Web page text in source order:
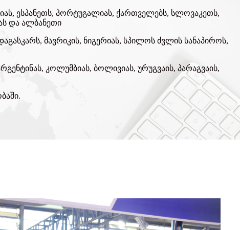
ესპანეთს, პორტუგალიას, ქართველებს, სლოვაკეთს,
და ალბანეთი
მავრიკის, ნიგერიას, სპილოს ძვლის სანაპიროს,
კოლუმბიას, ბოლივიას, ურუგვაის, პარაგვაის,